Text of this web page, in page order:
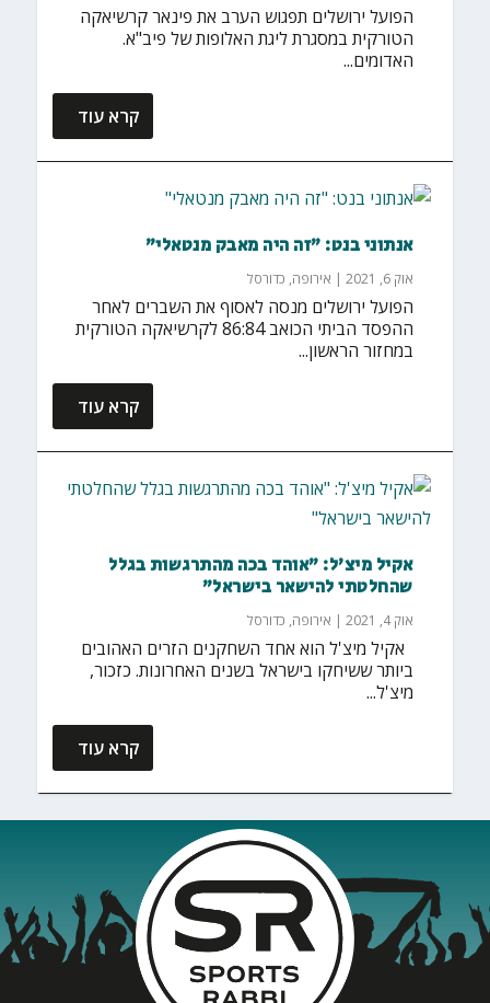
הפועל ירושלים תפגוש הערב את פינאר קרשיאקה
הטורקית במסגרת ליגת האלופות של פיב"א.
האדומים...
קרא עוד
אנתוני בנט: "זה היה מאבק מנטאלי"
אוק 6, 2021 | אירופה, כדורסל
הפועל ירושלים מנסה לאסוף את השברים לאחר
ההפסד הביתי הכואב 86:84 לקרשיאקה הטורקית
במחזור הראשון...
קרא עוד
אקיל מיצ'ל: "אוהד בכה מהתרגשות בגלל
שהחלטתי להישאר בישראל"
אוק 4, 2021 | אירופה, כדורסל
אקיל מיצ'ל הוא אחד השחקנים הזרים האהובים
ביותר ששיחקו בישראל בשנים האחרונות. כזכור,
מיצ'ל...
קרא עוד